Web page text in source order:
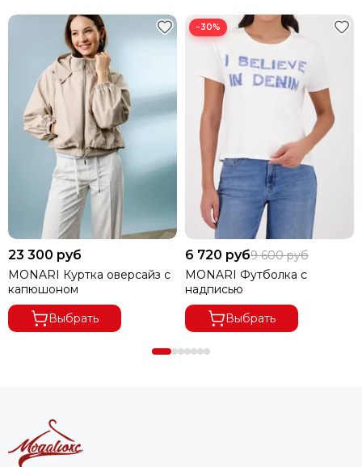
23 300 руб
MONARI Куртка оверсайз с
капюшоном
Выбрать
−30%
6 720 руб9 600 руб
MONARI Футболка с
надписью
Выбрать